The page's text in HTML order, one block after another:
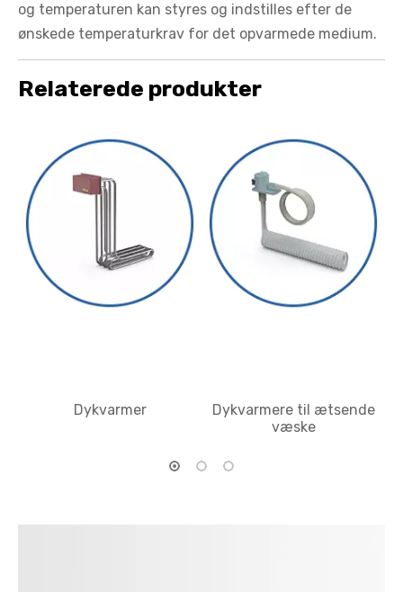
og temperaturen kan styres og indstilles efter de
ønskede temperaturkrav for det opvarmede medium.
Relaterede produkter
Dykvarmere til ætsende
Over The Side Immersion